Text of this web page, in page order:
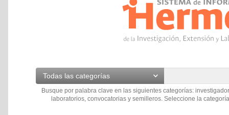
Todas las categorías
Busque por palabra clave en las siguientes categorías:
laboratorios, convocatorias y semilleros. Seleccione la